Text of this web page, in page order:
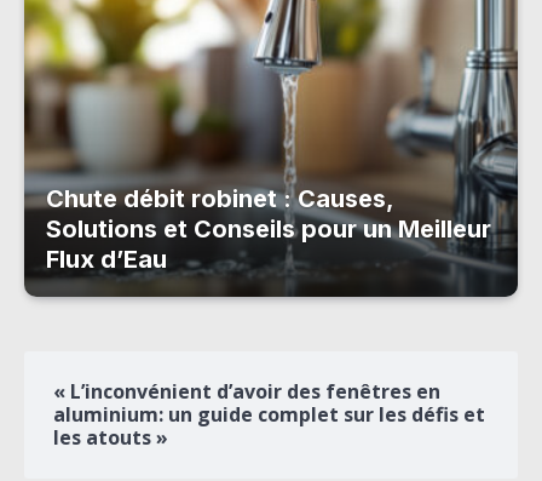
Chute débit robinet : Causes,
Solutions et Conseils pour un Meilleur
Flux d’Eau
« L’inconvénient d’avoir des fenêtres en
aluminium: un guide complet sur les défis et
les atouts »